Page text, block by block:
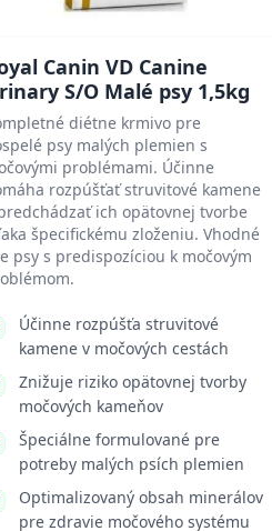
Canin VD Canine
S/O Malé psy 1,5kg
diétne krmivo pre
psy malých plemien s
problémami. Účinne
rozpúšťať struvitové kamene
ich opätovnej tvorbe
špecifickému zloženiu. Vhodné
psy s predispozíciou k močovým
Účinne rozpúšťa struvitové
kamene v močových cestách
Znižuje riziko opätovnej tvorby
močových kameňov
Špeciálne formulované pre
potreby malých psích plemien
Optimalizovaný obsah minerálov
pre zdravie močového systému